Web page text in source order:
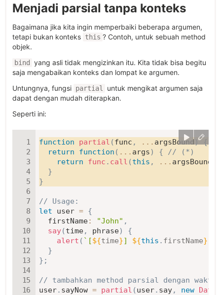
Menjadi parsial tanpa konteks
Bagaimana jika kita ingin memperbaiki beberapa argumen,
tetapi bukan konteks this ? Contoh, untuk sebuah method
objek.
bind
yang asli tidak mengizinkan itu. Kita tidak bisa begitu
saja mengabaikan konteks dan lompat ke argumen.
Untungnya, fungsi partial
untuk mengikat argumen saja
dapat dengan mudah diterapkan.
Seperti ini:
function partial (func , ... argsBound )
{
return
function ( ... args) {
// (*)
return
func . call (this , ... argsBound
}
}
// Usage:
let user = {
firstName: "John" ,
say(time, phrase)
{
alert ( ` [${time}] ${this . firstName}
}
} ;
// tambahkan method parsial dengan
user. sayNow = partial (user. say, new Date